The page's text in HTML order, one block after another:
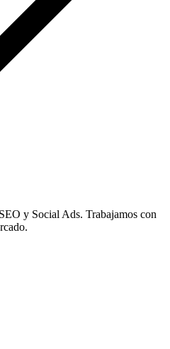
y Social Ads. Trabajamos con